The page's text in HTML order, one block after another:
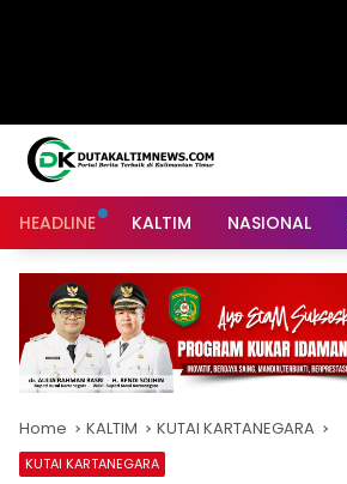
HEADLINE KALTIM NASIONAL
Home KALTIM KUTAI KARTANEGARA
KUTAI KARTANEGARA